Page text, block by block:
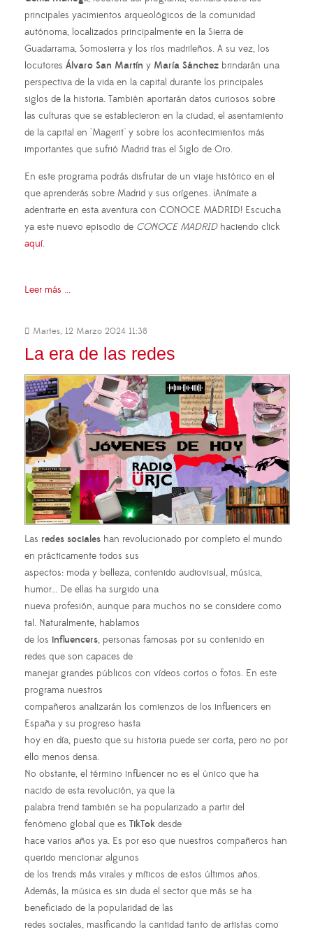
principales yacimientos arqueológicos de la comunidad
autónoma, localizados principalmente en la Sierra de
Guadarrama, Somosierra y los ríos madrileños. A su vez, los
locutores Álvaro San Martín y María Sánchez brindarán una
perspectiva de la vida en la capital durante los principales
siglos de la historia. También aportarán datos curiosos sobre
las culturas que se establecieron en la ciudad, el asentamiento
de la capital en "Magerit" y sobre los acontecimientos más
importantes que sufrió Madrid tras el Siglo de Oro.
En este programa podrás disfrutar de un viaje histórico en el
que aprenderás sobre Madrid y sus orígenes. ¡Anímate a
adentrarte en esta aventura con CONOCE MADRID! Escucha
ya este nuevo episodio de CONOCE MADRIDhaciendo click
aquí.
Leer más ...
Martes, 12 Marzo 2024 11:38
La era de las redes
Las redes sociales han revolucionado por completo el mundo
en prácticamente todos sus
aspectos: moda y belleza, contenido audiovisual, música,
humor… De ellas ha surgido una
nueva profesión, aunque para muchos no se considere como
tal. Naturalmente, hablamos
de los influencers, personas famosas por su contenido en
redes que son capaces de
manejar grandes públicos con vídeos cortos o fotos. En este
programa nuestros
compañeros analizarán los comienzos de los influencers en
España y su progreso hasta
hoy en día, puesto que su historia puede ser corta, pero no por
ello menos densa.
No obstante, el término influencer no es el único que ha
nacido de esta revolución, ya que la
palabra trend también se ha popularizado a partir del
fenómeno global que es TikTok desde
hace varios años ya. Es por eso que nuestros compañeros han
querido mencionar algunos
de los trends más virales y míticos de estos últimos años.
Además, la música es sin duda el sector que más se ha
beneficiado de la popularidad de las
redes sociales, masificando la cantidad tanto de artistas como